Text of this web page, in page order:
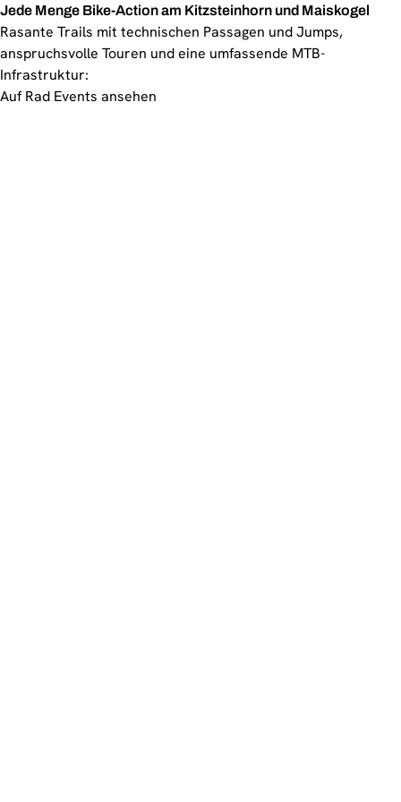
Jede Menge Bike-Action am Kitzsteinhorn und Maiskogel
Rasante Trails mit technischen Passagen und Jumps,
anspruchsvolle Touren und eine umfassende MTB-
Infrastruktur:
Auf Rad Events ansehen